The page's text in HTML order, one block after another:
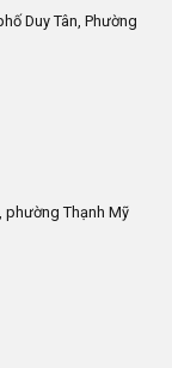
Duy Tân, Phường
phường Thạnh Mỹ